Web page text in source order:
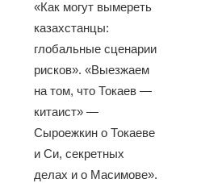
«Как могут вымереть
казахстанцы:
глобальные сценарии
рисков». «Выезжаем
на том, что Токаев —
китаист» —
Сыроежкин о Токаеве
и Си, секретных
делах и о Масимове».